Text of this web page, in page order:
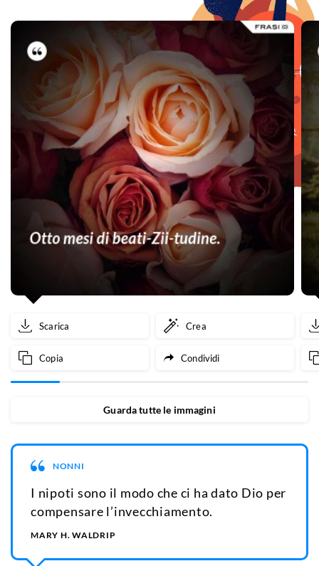
Scarica Crea
Copia Condividi
Guarda tutte le immagini
NONNI
I nipoti sono il modo che ci ha dato Dio per
compensare l’invecchiamento.
MARY H. WALDRIP